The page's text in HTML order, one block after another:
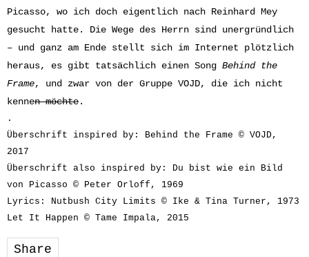
Picasso, wo ich doch eigentlich nach Reinhard Mey
gesucht hatte. Die Wege des Herrn sind unergründlich
– und ganz am Ende stellt sich im Internet plötzlich
heraus, es gibt tatsächlich einen Song Behind the
Frame, und zwar von der Gruppe VOJD, die ich nicht
kennen möchte.
.
Überschrift inspired by: Behind the Frame © VOJD,
2017
Überschrift also inspired by: Du bist wie ein Bild
von Picasso © Peter Orloff, 1969
Lyrics: Nutbush City Limits © Ike & Tina Turner, 1973
Let It Happen © Tame Impala, 2015
Share